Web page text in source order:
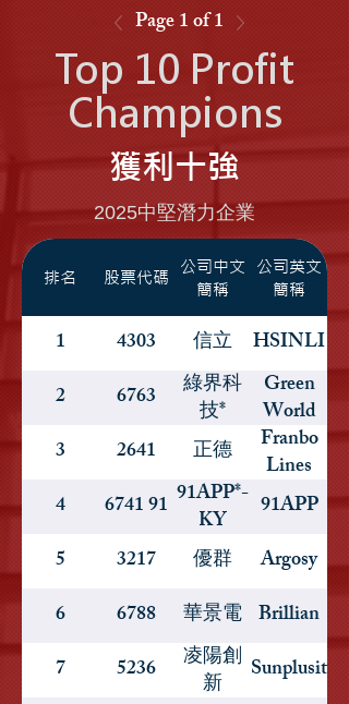
Page 1 of 1
Top 10 Profit
Champions
獲利十強
2025中堅潛力企業
排名 股票代碼
公司中文
簡稱
公司英文
簡稱
1 4303 信立 HSINLI
2
6763 綠界科
技*
Green
World
3
2641 正德 Franbo
Lines
4
6741 91 91APP*-
KY
91APP
5
3217 優群
Argosy
6
6788 華景電 Brillian
7
5236 凌陽創
新
Sunplusit